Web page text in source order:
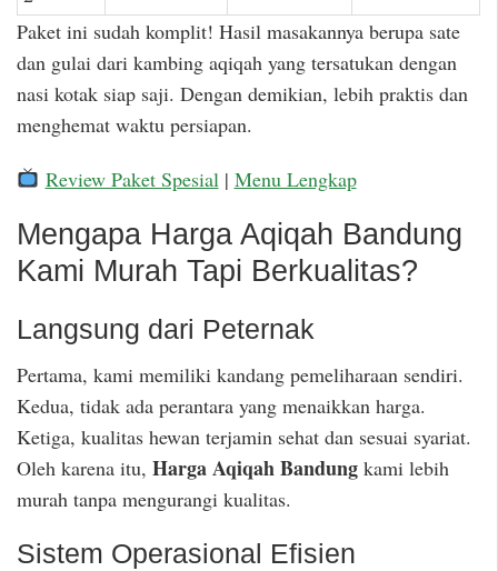
Paket ini sudah komplit! Hasil masakannya berupa sate
dan gulai dari kambing aqiqah yang tersatukan dengan
nasi kotak siap saji. Dengan demikian, lebih praktis dan
menghemat waktu persiapan.
Review Paket Spesial | Menu Lengkap
Mengapa Harga Aqiqah Bandung
Kami Murah Tapi Berkualitas?
Langsung dari Peternak
Pertama, kami memiliki kandang pemeliharaan sendiri.
Kedua, tidak ada perantara yang menaikkan harga.
Ketiga, kualitas hewan terjamin sehat dan sesuai syariat.
Oleh karena itu, Harga Aqiqah Bandung kami lebih
murah tanpa mengurangi kualitas.
Sistem Operasional Efisien